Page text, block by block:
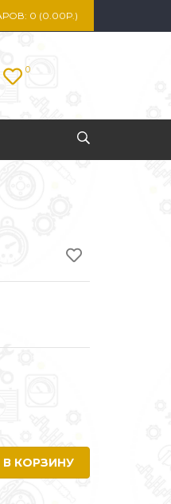
0 (0.00Р.)
0
В КОРЗИНУ